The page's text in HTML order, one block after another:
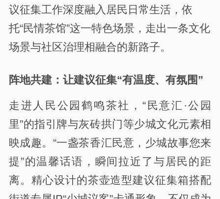
议征集工作深度融入居民日常生活，依
托“民情茶馆”这一特色场景，走出一条文化
场景与社区治理相融合的新路子。
阵地共建：让建议征集“有温度、有氛围”
走进人民公园鹤鸣茶社，“民意汇·公园
里”的指引牌与灰砖拱门等少城文化元素相
映成趣。“一盏茶香汇民意，少城故事您来
提”的温馨话语，瞬间拉近了与居民的距
离。精心设计的茶壶造型建议征集箱搭配